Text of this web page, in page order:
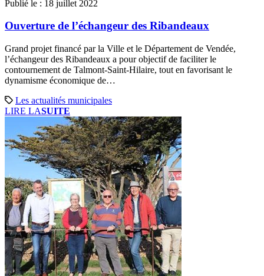
Publié le : 18 juillet 2022
Ouverture de l’échangeur des Ribandeaux
Grand projet financé par la Ville et le Département de Vendée,
l’échangeur des Ribandeaux a pour objectif de faciliter le
contournement de Talmont-Saint-Hilaire, tout en favorisant le
dynamisme économique de…
Les actualités municipales
LIRE LASUITE